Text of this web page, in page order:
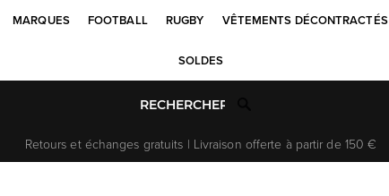
MARQUES FOOTBALL RUGBY VÊTEMENTS DÉCONTRACTÉS
SOLDES
Retours et échanges gratuits | Livraison offerte à partir de 150 €